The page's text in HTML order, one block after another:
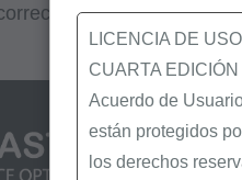
y completa la
LICENCIA DE
CUARTA EDICIÓN
Acuerdo de
están protegidos
los derechos